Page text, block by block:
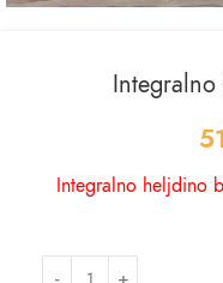
Integralno heljdino